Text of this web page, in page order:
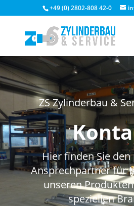
+49 (0) 2802-808 42-0
ZS Zylinderbau &
Hier finden Sie
Ansprechpartner für
unseren
speziellen